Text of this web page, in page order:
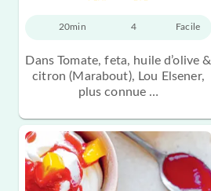
20min 4 Facile
Dans Tomate, feta, huile d’olive &
citron (Marabout), Lou Elsener,
plus connue …